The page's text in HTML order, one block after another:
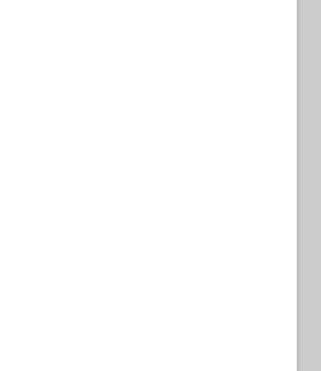
privilegiati con il
Abascal cerca infatti
della Spagna gli equilibri
questo da giorni scimmiotta le
Milei in Argentina,
alla “motosega” e ai tagli
che sono abbattuti sulle
l'estrema destra è in continua